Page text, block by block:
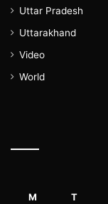
Uttar Pradesh
Uttarakhand
Video
World
M T